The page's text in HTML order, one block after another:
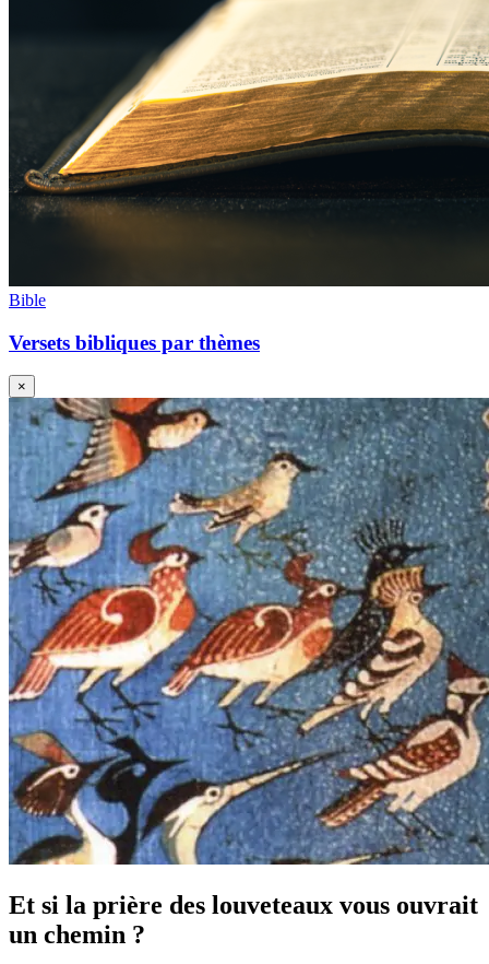
Bible
Versets bibliques par thèmes
×
Et si la prière des louveteaux vous ouvrait
un chemin ?